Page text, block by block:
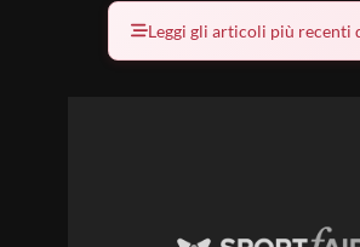
Leggi gli articoli più recenti